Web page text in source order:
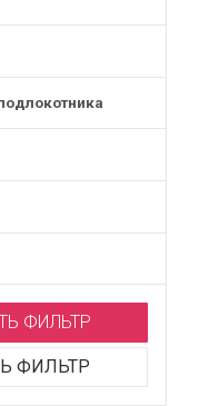
ФИЛЬТР
ФИЛЬТР